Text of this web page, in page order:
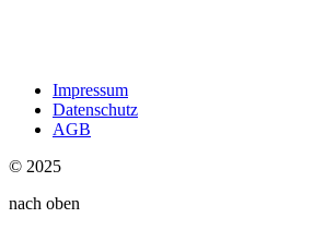
Impressum
Datenschutz
AGB
© 2025
nach oben